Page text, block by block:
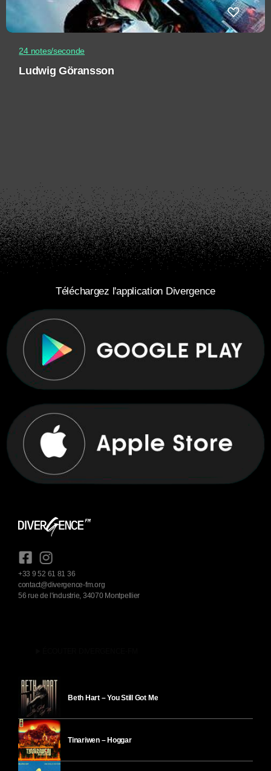
24 notes/seconde
Ludwig Göransson
Téléchargez l'application Divergence
+33 9 52 61 81 36
contact@divergence-fm.org
56 rue de l'industrie, 34070 Montpellier
Beth Hart – You Still Got Me
Tinariwen – Hoggar